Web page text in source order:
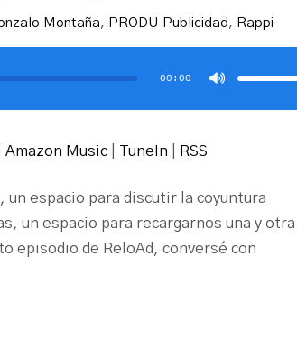
Montaña, PRODU Publicidad , Rappi
00:00
Utiliza
de
para
Amazon Music TuneIn RSS
un espacio para discutir la coyuntura
un espacio para recargarnos una y otra
episodio de ReloAd, conversé con